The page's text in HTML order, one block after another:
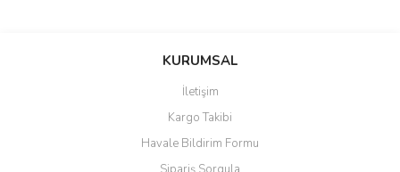
Bu ürüne ilk yorumu siz yapın!
Ürün hakkında henüz soru sorulmamış.
Ürün resmi kalitesiz, bozuk veya görüntülenemiyor.
Ürün açıklamasında eksik bilgiler bulunuyor.
KURUMSAL
İletişim
Kargo Takibi
Havale Bildirim Formu